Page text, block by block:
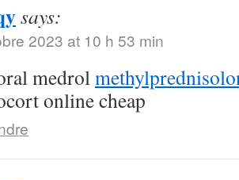
says:
2023 at 10 h 53 min
medrol
online cheap